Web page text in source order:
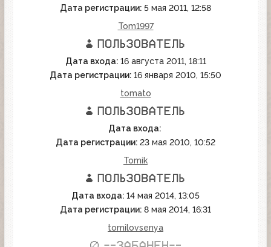
Дата регистрации: 5 мая 2011, 12:58
Tom1997
Дата входа: 16 августа 2011, 18:11
Дата регистрации: 16 января 2010, 15:50
tomato
Дата входа:
Дата регистрации: 23 мая 2010, 10:52
Tomik
Дата входа: 14 мая 2014, 13:05
Дата регистрации: 8 мая 2014, 16:31
tomilovsenya